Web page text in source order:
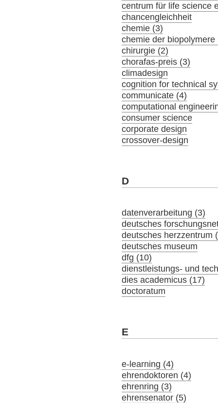
centrum für life science
chancengleichheit
chemie (3)
chemie der biopolymere
chirurgie (2)
chorafas-preis (3)
climadesign
cognition for technical
communicate (4)
computational
consumer science
corporate design
crossover-design
D
datenverarbeitung (3)
deutsches
deutsches herzzentrum
deutsches museum
dfg (10)
dienstleistungs- und
dies academicus (17)
doctoratum
E
e-learning (4)
ehrendoktoren (4)
ehrenring (3)
ehrensenator (5)